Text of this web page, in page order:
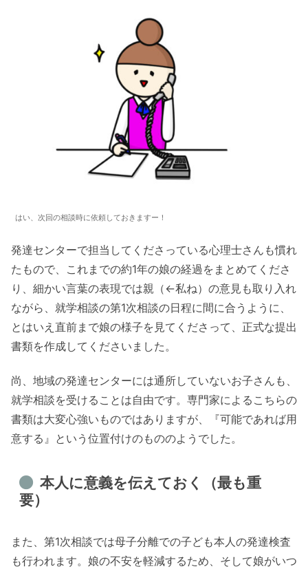
はい、次回の相談時に依頼しておきますー！
発達センターで担当してくださっている心理士さんも慣れ
たもので、これまでの約1年の娘の経過をまとめてくださ
り、細かい言葉の表現では親（←私ね）の意見も取り入れ
ながら、就学相談の第1次相談の日程に間に合うように、
とはいえ直前まで娘の様子を見てくださって、正式な提出
書類を作成してくださいました。
尚、地域の発達センターには通所していないお子さんも、
就学相談を受けることは自由です。専門家によるこちらの
書類は大変心強いものではありますが、『可能であれば用
意する』という位置付けのもののようでした。
本人に意義を伝えておく（最も重
要）
また、第1次相談では母子分離での子ども本人の発達検査
も行われます。娘の不安を軽減するため、そして娘がいつ